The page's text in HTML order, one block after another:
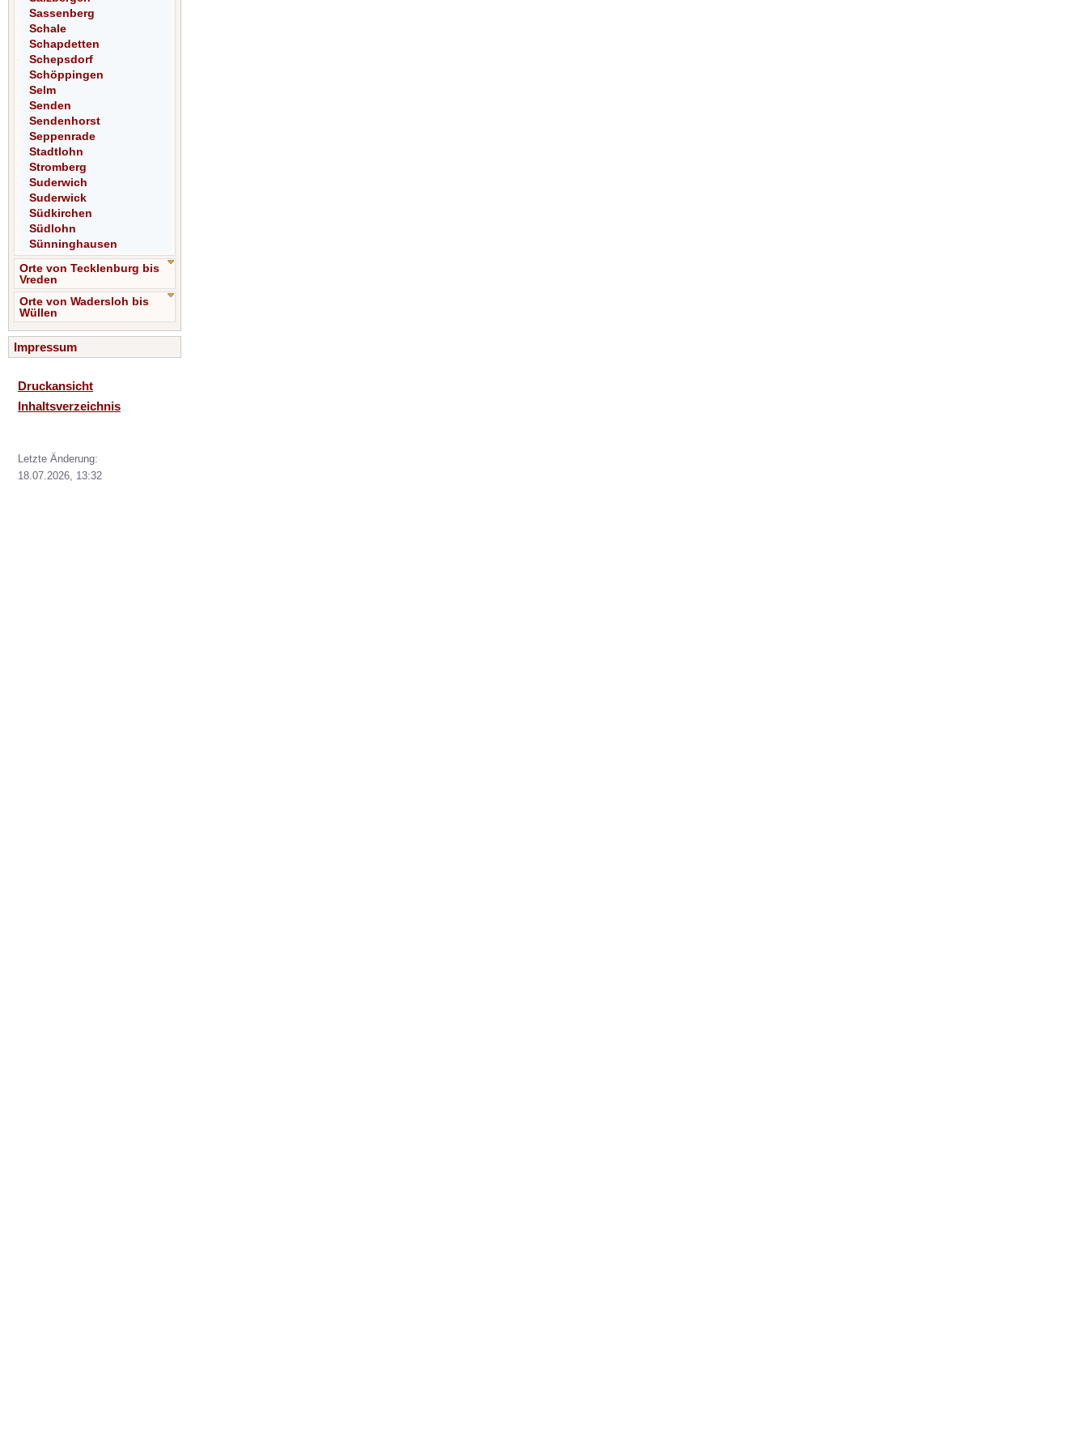
Sassenberg
Schale
Schapdetten
Schepsdorf
Schöppingen
Selm
Senden
Sendenhorst
Seppenrade
Stadtlohn
Stromberg
Suderwich
Suderwick
Südkirchen
Südlohn
Sünninghausen
Orte von Tecklenburg bis
Vreden
Orte von Wadersloh bis
Wüllen
Impressum
Druckansicht
Inhaltsverzeichnis
Letzte Änderung:
18.07.2026, 13:32